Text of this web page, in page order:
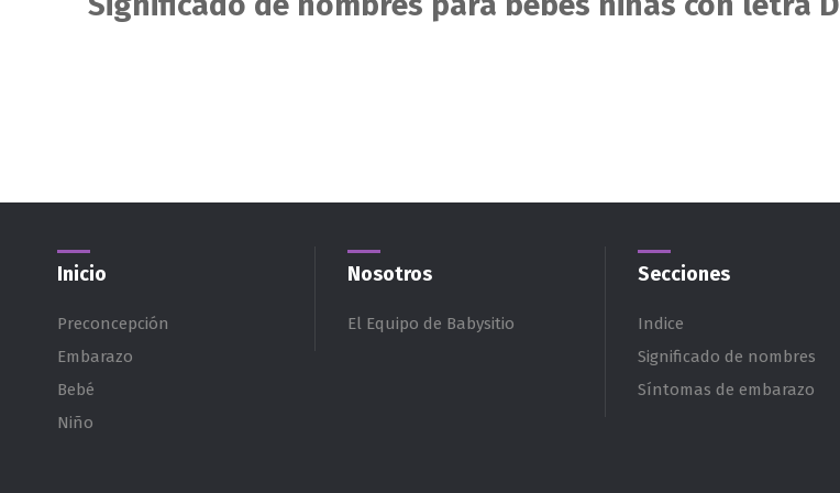
Inicio
Preconcepción
Embarazo
Bebé
Niño
Nosotros
El Equipo de Babysitio
Secciones
Indice
Significado de nombres
Síntomas de embarazo